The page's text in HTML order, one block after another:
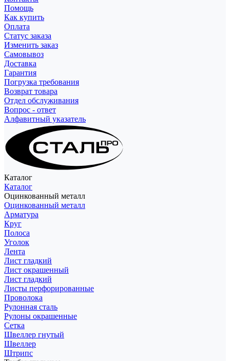
Помощь
Как купить
Оплата
Статус заказа
Изменить заказ
Самовывоз
Доставка
Гарантия
Погрузка требования
Возврат товара
Отдел обслуживания
Вопрос - ответ
Алфавитный указатель
Каталог
Каталог
Оцинкованный металл
Оцинкованный металл
Арматура
Круг
Полоса
Уголок
Лента
Лист гладкий
Лист окрашенный
Лист гладкий
Листы перфорированные
Проволока
Рулонная сталь
Рулоны окрашенные
Сетка
Швеллер гнутый
Швеллер
Штрипс